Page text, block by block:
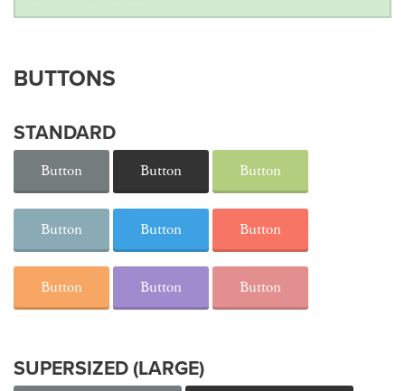
BUTTONS
STANDARD
Button Button Button
Button Button Button
Button Button Button
SUPERSIZED (LARGE)